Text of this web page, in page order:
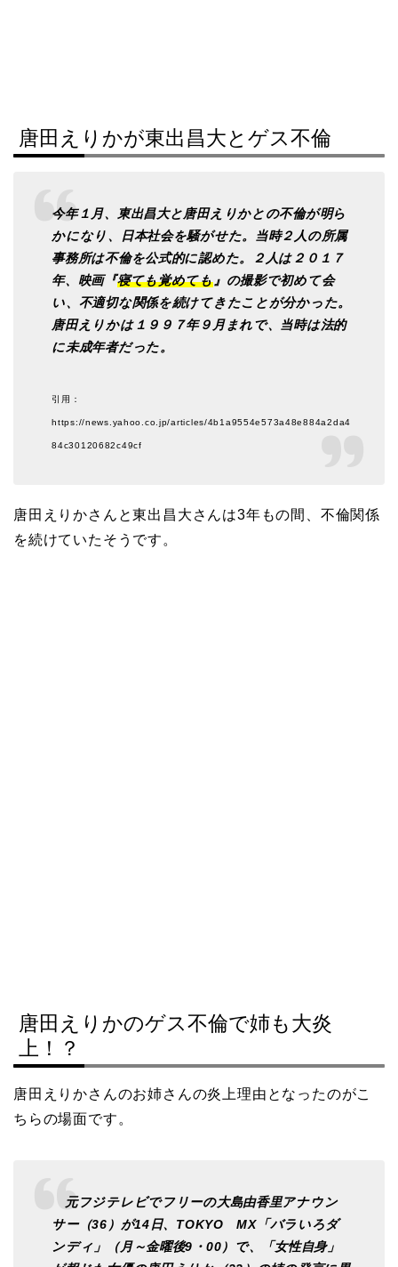
唐田えりかが東出昌大とゲス不倫
今年１月、東出昌大と唐田えりかとの不倫が明ら
かになり、日本社会を騒がせた。当時２人の所属
事務所は不倫を公式的に認めた。２人は２０１７
年、映画『寝ても覚めても』の撮影で初めて会
い、不適切な関係を続けてきたことが分かった。
唐田えりかは１９９７年９月まれで、当時は法的
に未成年者だった。
引用：
https://news.yahoo.co.jp/articles/4b1a9554e573a48e884a2da4
84c30120682c49cf
唐田えりかさんと東出昌大さんは3年もの間、不倫関係
を続けていたそうです。
唐田えりかのゲス不倫で姉も大炎
上！？
唐田えりかさんのお姉さんの炎上理由となったのがこ
ちらの場面です。
元フジテレビでフリーの大島由香里アナウン
サー（36）が14日、TOKYO MX「バラいろダ
ンディ」（月～金曜後9・00）で、「女性自身」